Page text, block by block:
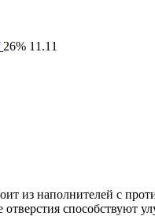
26% 11.11
из наполнителей с
способствуют